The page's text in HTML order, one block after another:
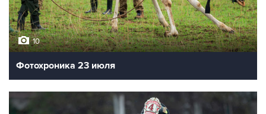
10
Фотохроника 23 июля